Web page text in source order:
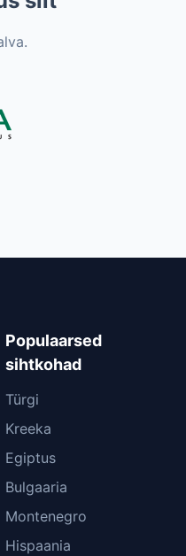
Populaarsed
sihtkohad
Türgi
Kreeka
Egiptus
Bulgaaria
Montenegro
Hispaania